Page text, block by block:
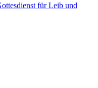
für Leib und